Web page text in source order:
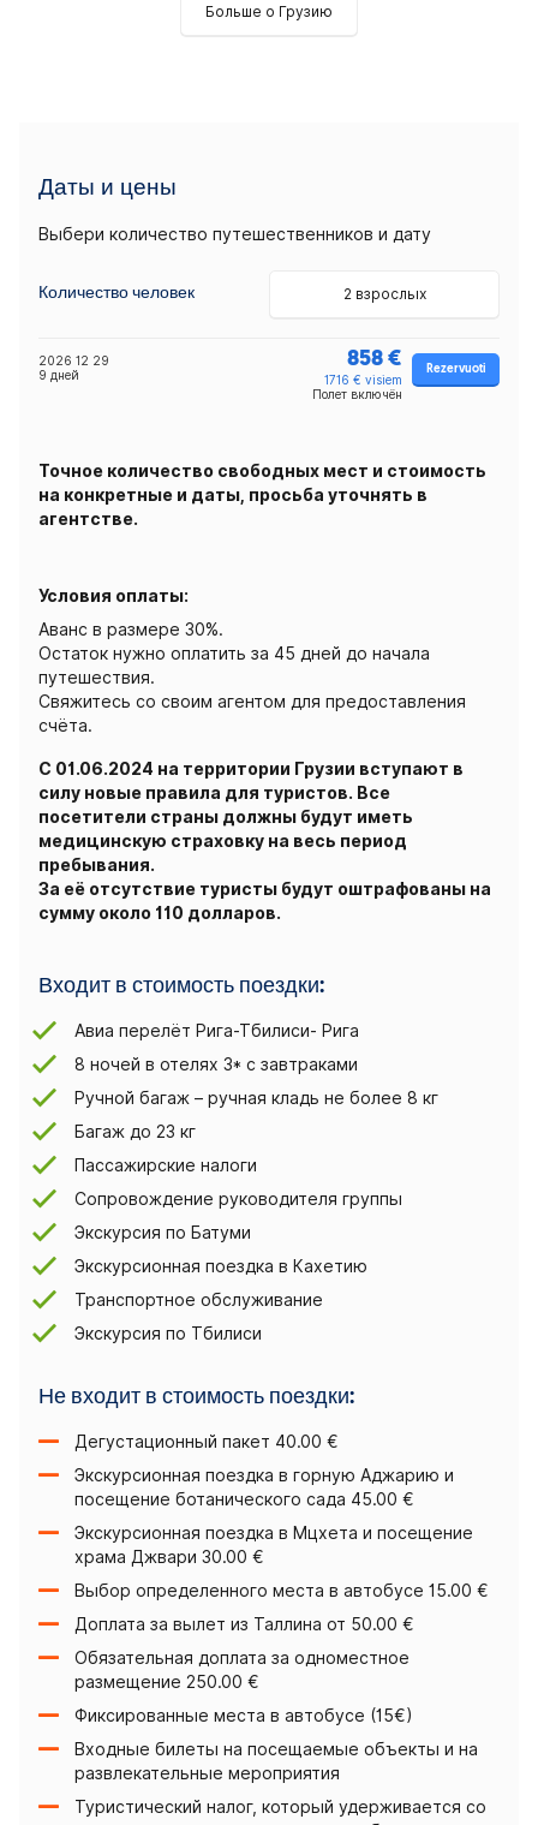
Больше о Грузию
Даты и цены
Выбери количество путешественников и дату
Количество человек 2 взрослых
2026 12 29
9 дней
858 €
1716 € visiem
Полет включён
Rezervuoti
Точное количество свободных мест и стоимость
на конкретные и даты, просьба уточнять в
агентстве.
Условия оплаты:
Аванс в размере 30%.
Остаток нужно оплатить за 45 дней до начала
путешествия.
Свяжитесь со своим агентом для предоставления
счёта.
С 01.06.2024 на территории Грузии вступают в
силу новые правила для туристов. Все
посетители страны должны будут иметь
медицинскую страховку на весь период
пребывания.
За её отсутствие туристы будут оштрафованы на
сумму около 110 долларов.
Входит в стоимость поездки:
Авиа перелёт Рига-Тбилиси- Рига
8 ночей в отелях 3* с завтраками
Ручной багаж – ручная кладь не более 8 кг
Багаж до 23 кг
Пассажирские налоги
Сопровождение руководителя группы
Экскурсия по Батуми
Экскурсионная поездка в Кахетию
Транспортное обслуживание
Экскурсия по Тбилиси
Не входит в стоимость поездки:
Дегустационный пакет 40.00 €
Экскурсионная поездка в горную Аджарию и
посещение ботанического сада 45.00 €
Экскурсионная поездка в Мцхета и посещение
храма Джвари 30.00 €
Выбор определенного места в автобусе 15.00 €
Доплата за вылет из Таллина от 50.00 €
Обязательная доплата за одноместное
размещение 250.00 €
Фиксированные места в автобусе (15€)
Входные билеты на посещаемые объекты и на
развлекательные мероприятия
Туристический налог, который удерживается со